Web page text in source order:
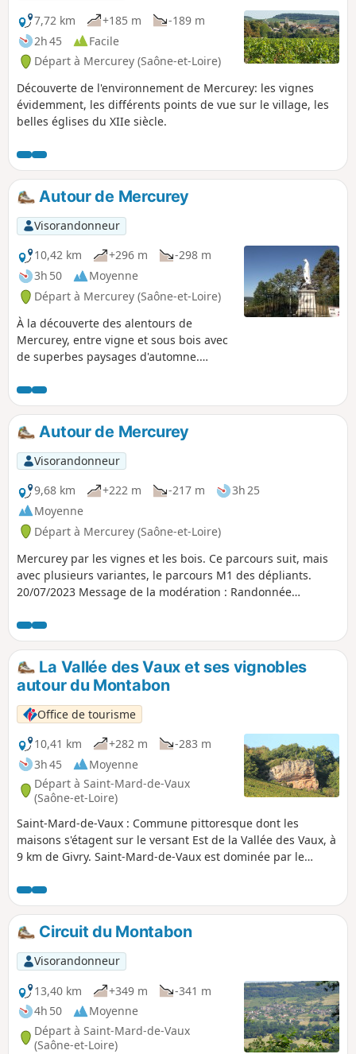
7,72 km
+185 m
-189 m
2h 45
Facile
Départ à Mercurey (Saône-et-Loire)
Découverte de l'environnement de Mercurey: les vignes
évidemment, les différents points de vue sur le village, les
belles églises du XIIe siècle.
Autour de Mercurey
Visorandonneur
10,42 km
+296 m
-298 m
3h 50
Moyenne
Départ à Mercurey (Saône-et-Loire)
À la découverte des alentours de
Mercurey, entre vigne et sous bois avec
de superbes paysages d'automne.
Modification de l'itinéraire en cours car
passage à (8) dans le Bois de l'Hallier est
privé.Autour de Mercurey
Visorandonneur
9,68 km
+222 m -217 m
3h 25
Moyenne
Départ à Mercurey (Saône-et-Loire)
Mercurey par les vignes et les bois. Ce parcours suit, mais
avec plusieurs variantes, le parcours M1 des dépliants.
20/07/2023 Message de la modération : Randonnée
et suivre le GR® 7 jusqu'aux ruines du château de
Montaigu.
La Vallée des Vaux et ses vignobles
autour du Montabon
Office de tourisme
10,41 km
+282 m
-283 m
3h 45
Moyenne
Départ à Saint-Mard-de-Vaux
(Saône-et-Loire)
Saint-Mard-de-Vaux : Commune pittoresque dont les
maisons s'étagent sur le versant Est de la Vallée des Vaux, à
9 km de Givry. Saint-Mard-de-Vaux est dominée par le
charmilles, robiniers (variété d’acacias).
Circuit du Montabon
Visorandonneur
13,40 km
+349 m
-341 m
4h 50
Moyenne
Départ à Saint-Mard-de-Vaux
(Saône-et-Loire)